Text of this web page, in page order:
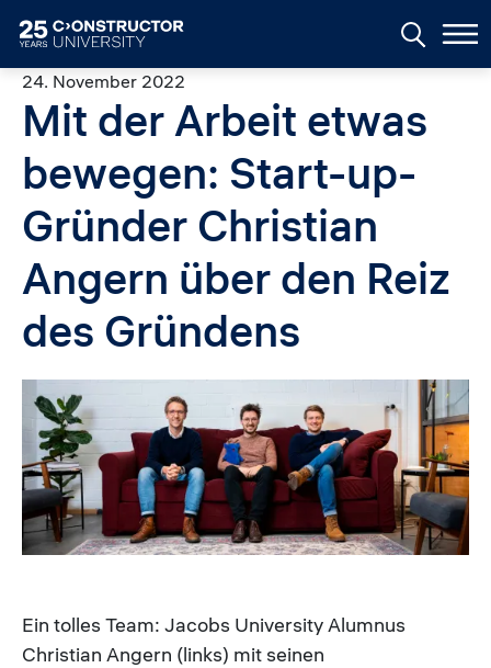
24. November 2022
Mit der Arbeit etwas
bewegen: Start-up-
Gründer Christian
Angern über den Reiz
des Gründens
Image
Ein tolles Team: Jacobs University Alumnus
Christian Angern (links) mit seinen